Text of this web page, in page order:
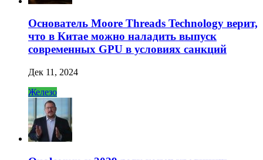
Основатель Moore Threads Technology верит,
что в Китае можно наладить выпуск
современных GPU в условиях санкций
Дек 11, 2024
Железо